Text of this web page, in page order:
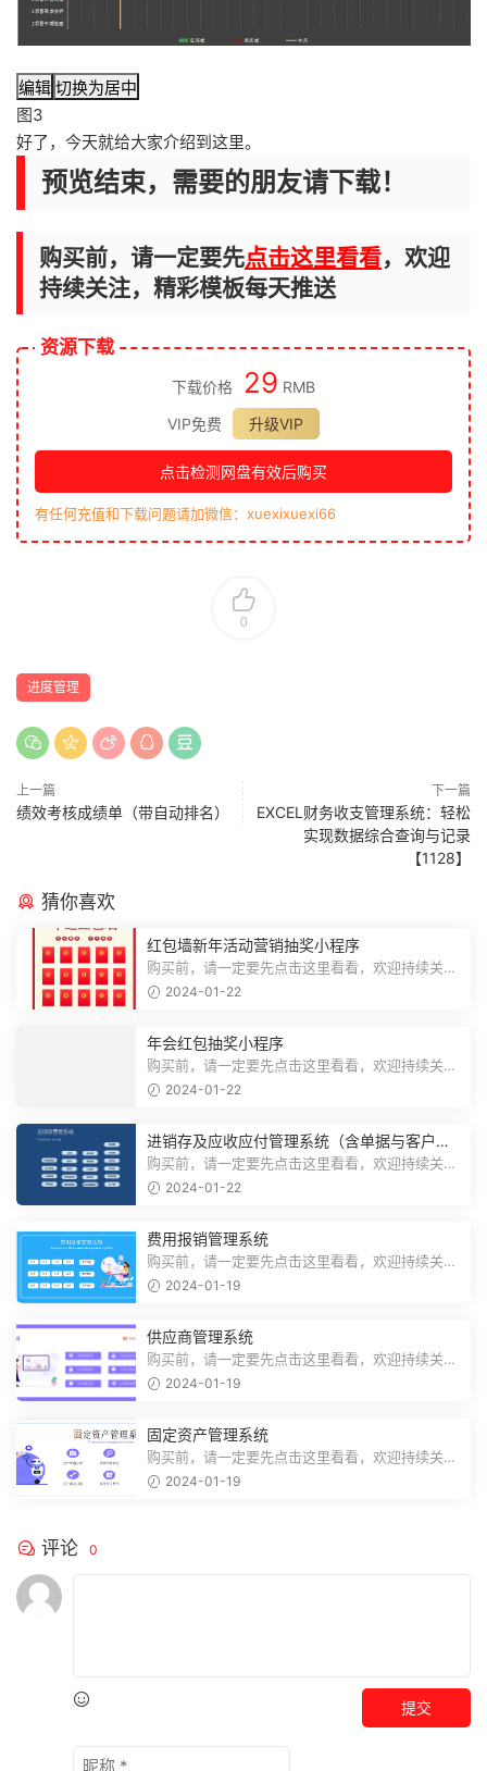
编辑 切换为居中
图3
好了，今天就给大家介绍到这里。
预览结束，需要的朋友请下载！
购买前，请一定要先点击这里看看，欢迎
持续关注，精彩模板每天推送
资源下载
下载价格 29 RMB
VIP免费
升级VIP
点击检测网盘有效后购买
有任何充值和下载问题请加微信：xuexixuexi66
0
进度管理
上一篇
绩效考核成绩单（带自动排名）
下一篇
EXCEL财务收支管理系统：轻松
实现数据综合查询与记录
【1128】
猜你喜欢
红包墙新年活动营销抽奖小程序
购买前，请一定要先点击这里看看，欢迎持续关
注，精彩模板每天推送预览结束，需要...
2024-01-22
年会红包抽奖小程序
购买前，请一定要先点击这里看看，欢迎持续关
注，精彩模板每天推送预览结束，需要...
2024-01-22
进销存及应收应付管理系统（含单据与客户对
账）
购买前，请一定要先点击这里看看，欢迎持续关
注，精彩模板每天推送预览结束，需要...
2024-01-22
费用报销管理系统
购买前，请一定要先点击这里看看，欢迎持续关
注，精彩模板每天推送预览结束，需要...
2024-01-19
供应商管理系统
购买前，请一定要先点击这里看看，欢迎持续关
注，精彩模板每天推送预览结束，需要...
2024-01-19
固定资产管理系统
购买前，请一定要先点击这里看看，欢迎持续关
注，精彩模板每天推送预览结束，需要...
2024-01-19
评论 0
提交